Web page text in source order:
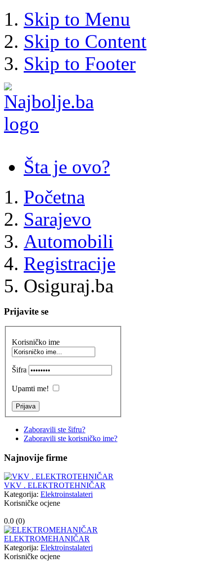
Skip to Menu
Skip to Content
Skip to Footer
Šta je ovo?
Početna
Sarajevo
Automobili
Registracije
Osiguraj.ba
Prijavite se
Korisničko ime
Šifra
Upamti me!
Zaboravili ste šifru?
Zaboravili ste korisničko ime?
Najnovije firme
VKV . ELEKTROTEHNIČAR
Kategorija: Elektroinstalateri
Korisničke ocjene
0.0 (0)
ELEKTROMEHANIČAR
Kategorija: Elektroinstalateri
Korisničke ocjene